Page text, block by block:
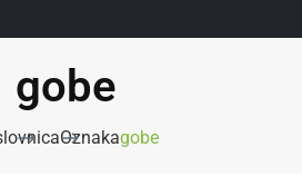
gobe
Oznakagobe